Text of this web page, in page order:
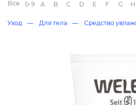
Все бренды
0-9 A B C D E F G H
Уход Для тела Средство